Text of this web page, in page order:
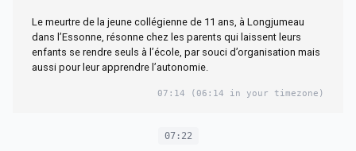
Le meurtre de la jeune collégienne de 11 ans, à Longjumeau
dans l’Essonne, résonne chez les parents qui laissent leurs
enfants se rendre seuls à l’école, par souci d’organisation mais
aussi pour leur apprendre l’autonomie.
07:14 (06:14 in your timezone)
07:22